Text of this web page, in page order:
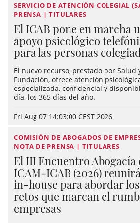
SERVICIO DE ATENCIÓN COLEGIAL
PRENSA | TITULARES
El ICAB pone en marcha
apoyo psicológico
para las personas
El nuevo recurso, prestado por Salud
Fundación, ofrece atención
especializada, confidencial y
día, los 365 días del año.
Fri Aug 07 14:03:00 CEST 2026
COMISIÓN DE ABOGADOS DE
NOTA DE PRENSA | TITULARES
El III Encuentro Abogacía
ICAM-ICAB (2026)
in-house para abordar
retos que marcan el
empresas